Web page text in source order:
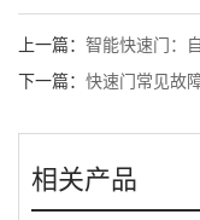
上一篇： 智能快速门：
下一篇： 快速门常见故
相关产品